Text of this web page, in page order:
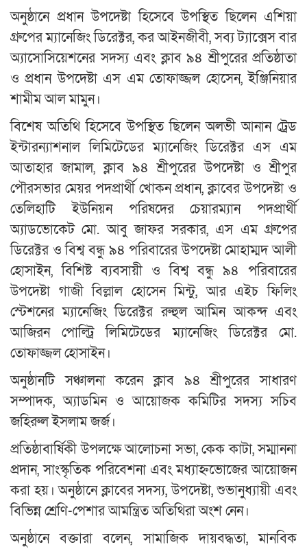
অনুষ্ঠানে প্রধান উপদেষ্টা হিসেবে উপস্থিত ছিলেন এশিয়া
গ্রুপের ম্যানেজিং ডিরেক্টর, কর আইনজীবী, সব্য ট্যাক্সেস বার
অ্যাসোসিয়েশনের সদস্য এবং ক্লাব ৯৪ শ্রীপুরের প্রতিষ্ঠাতা
ও প্রধান উপদেষ্টা এস এম তোফাজ্জল হোসেন, ইঞ্জিনিয়ার
শামীম আল মামুন।
বিশেষ অতিথি হিসেবে উপস্থিত ছিলেন অলভী আনান ট্রেড
ইন্টারন্যাশনাল লিমিটেডের ম্যানেজিং ডিরেক্টর এস এম
আতাহার জামাল, ক্লাব ৯৪ শ্রীপুরের উপদেষ্টা ও শ্রীপুর
পৌরসভার মেয়র পদপ্রার্থী খোকন প্রধান, ক্লাবের উপদেষ্টা ও
তেলিহাটি ইউনিয়ন পরিষদের চেয়ারম্যান পদপ্রার্থী
অ্যাডভোকেট মো. আবু জাফর সরকার, এস এম গ্রুপের
ডিরেক্টর ও বিশ্ব বন্ধু ৯৪ পরিবারের উপদেষ্টা মোহাম্মদ আলী
হোসাইন, বিশিষ্ট ব্যবসায়ী ও বিশ্ব বন্ধু ৯৪ পরিবারের
উপদেষ্টা গাজী বিল্লাল হোসেন মিন্টু, আর এইচ ফিলিং
স্টেশনের ম্যানেজিং ডিরেক্টর রুহুল আমিন আকন্দ এবং
আজিরন পোল্ট্রি লিমিটেডের ম্যানেজিং ডিরেক্টর মো.
তোফাজ্জল হোসাইন।
অনুষ্ঠানটি সঞ্চালনা করেন ক্লাব ৯৪ শ্রীপুরের সাধারণ
সম্পাদক, অ্যাডমিন ও আয়োজক কমিটির সদস্য সচিব
জহিরুল ইসলাম জর্জ।
প্রতিষ্ঠাবার্ষিকী উপলক্ষে আলোচনা সভা, কেক কাটা, সম্মাননা
প্রদান, সাংস্কৃতিক পরিবেশনা এবং মধ্যাহ্নভোজের আয়োজন
করা হয়। অনুষ্ঠানে ক্লাবের সদস্য, উপদেষ্টা, শুভানুধ্যায়ী এবং
বিভিন্ন শ্রেণি-পেশার আমন্ত্রিত অতিথিরা অংশ নেন।
অনুষ্ঠানে বক্তারা বলেন, সামাজিক দায়বদ্ধতা, মানবিক